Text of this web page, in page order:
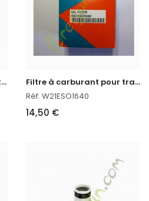
K
it service filtration kubota ST30/35 STV 32/36/40 F
iltre à carburant pour tracteur kubota
Réf. W21ESO1640
14,50 €